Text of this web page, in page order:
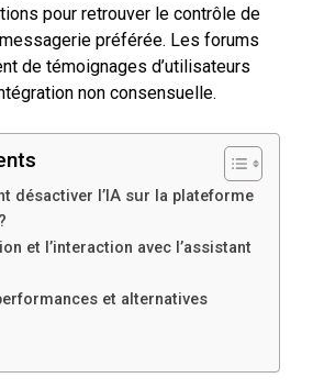
pour retrouver le contrôle de
préférée. Les forums
de témoignages d’utilisateurs
non consensuelle.
désactiver l’IA sur la plateforme
et l’interaction avec l’assistant
et alternatives